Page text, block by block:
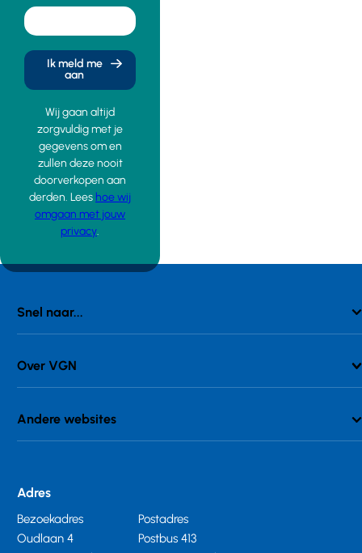
Ik meld me
aan
Wij gaan altijd
zorgvuldig met je
gegevens om en
zullen deze nooit
doorverkopen aan
derden. Lees hoe wij
omgaan met jouw
privacy.
Snel naar...
Over VGN
Andere websites
Adres
Bezoekadres
Oudlaan 4
Postadres
Postbus 413